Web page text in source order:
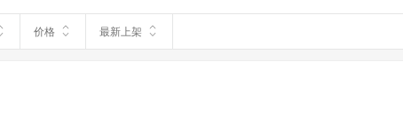
价格 最新上架